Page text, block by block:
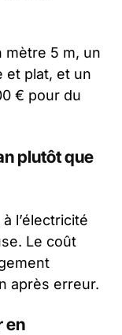
mètre 5 m, un
et plat, et un
€ pour du
plutôt que
l’électricité
Le coût
après erreur.
en